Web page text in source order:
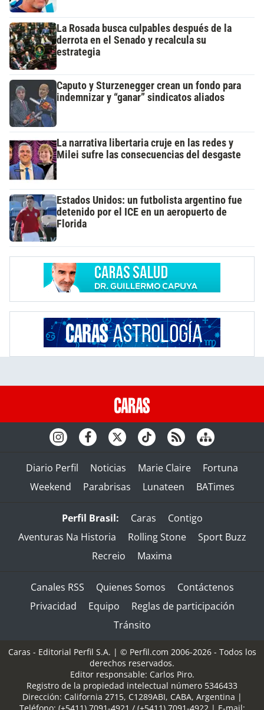
La Rosada busca culpables después de la
derrota en el Senado y recalcula su
estrategia
Caputo y Sturzenegger crean un fondo para
indemnizar y “ganar” sindicatos aliados
La narrativa libertaria cruje en las redes y
Milei sufre las consecuencias del desgaste
Estados Unidos: un futbolista argentino fue
detenido por el ICE en un aeropuerto de
Florida
Diario Perfil Noticias Marie Claire
Fortuna
Weekend
Parabrisas Lunateen BATimes
Perfil Brasil: Caras
Contigo
Aventuras Na Historia
Rolling Stone
Sport Buzz
Recreio
Maxima
Canales RSS Quienes Somos
Contáctenos
Privacidad
Equipo
Reglas de participación
Tránsito
Caras - Editorial Perfil S.A. | © Perfil.com 2006-2026 - Todos los
derechos reservados.
Editor responsable: Carlos Piro.
Registro de la propiedad intelectual número 5346433
Dirección: California 2715, C1289ABI, CABA, Argentina |
Teléfono: (+5411) 7091-4921 / (+5411) 7091-4922 | E-mail: